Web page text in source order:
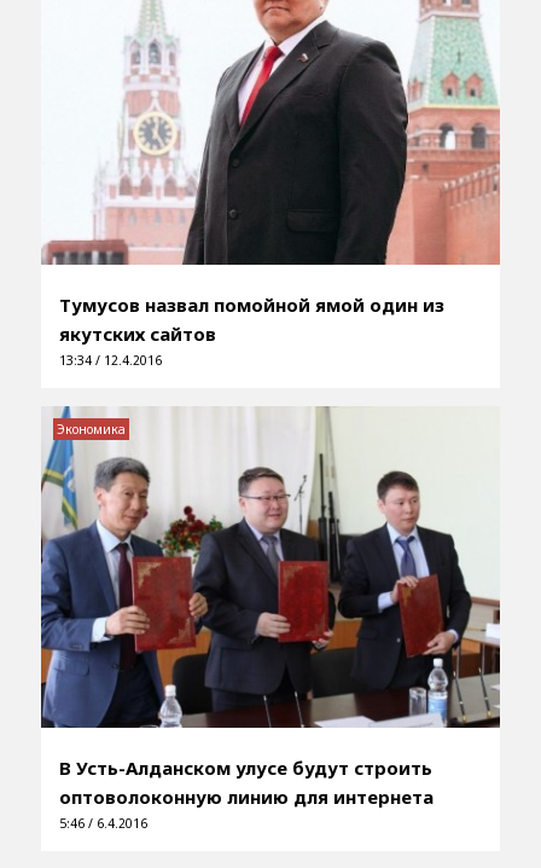
Тумусов назвал помойной ямой один из
якутских сайтов
13:34 / 12.4.2016
В Усть-Алданском улусе будут строить
оптоволоконную линию для интернета
5:46 / 6.4.2016
Экономика